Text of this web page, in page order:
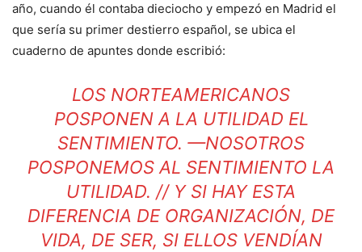
año, cuando él contaba dieciocho y empezó en Madrid el
que sería su primer destierro español, se ubica el
cuaderno de apuntes donde escribió:
LOS NORTEAMERICANOS
POSPONEN A LA UTILIDAD EL
SENTIMIENTO. —NOSOTROS
POSPONEMOS AL SENTIMIENTO LA
UTILIDAD. // Y SI HAY ESTA
DIFERENCIA DE ORGANIZACIÓN, DE
VIDA, DE SER, SI ELLOS VENDÍAN